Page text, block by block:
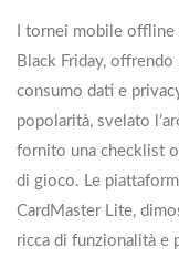
I tornei mobile offline
Black Friday,
consumo dati e
popolarità, svelato
fornito una checklist
di gioco. Le
CardMaster Lite,
ricca di funzionalità e